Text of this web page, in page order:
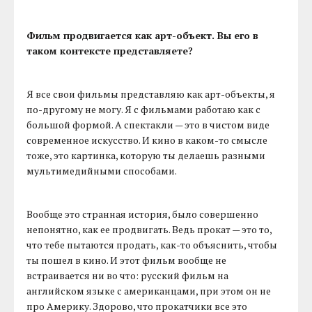
Фильм продвигается как арт-объект. Вы его в
таком контексте представляете?
Я все свои фильмы представляю как арт-объекты, я
по-другому не могу. Я с фильмами работаю как с
большой формой. А спектакли — это в чистом виде
современное искусство. И кино в каком-то смысле
тоже, это картинка, которую ты делаешь разными
мультимедийными способами.
Вообще это странная история, было совершенно
непонятно, как ее продвигать. Ведь прокат — это то,
что тебе пытаются продать, как-то объяснить, чтобы
ты пошел в кино. И этот фильм вообще не
встраивается ни во что: русский фильм на
английском языке с американцами, при этом он не
про Америку. Здорово, что прокатчики все это